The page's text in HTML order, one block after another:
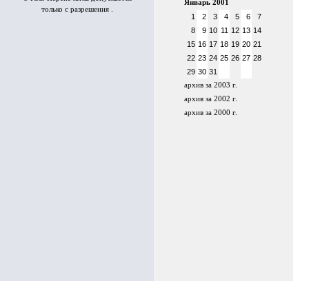
только с разрешения .
Январь 2001
1 2 3 4 5 6
7
8
9 10 11 12 13 14
15 16 17 18 19 20 21
22 23 24 25 26 27 28
29 30 31
архив за 2003 г.
архив за 2002 г.
архив за 2000 г.